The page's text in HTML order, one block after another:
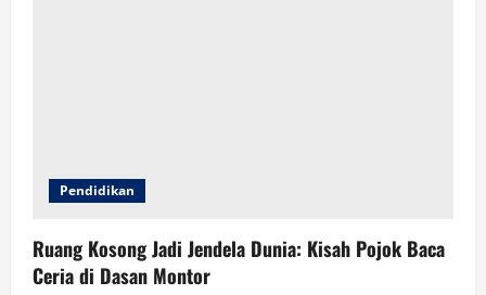
Pendidikan
Ruang Kosong Jadi Jendela Dunia: Kisah Pojok Baca
Ceria di Dasan Montor